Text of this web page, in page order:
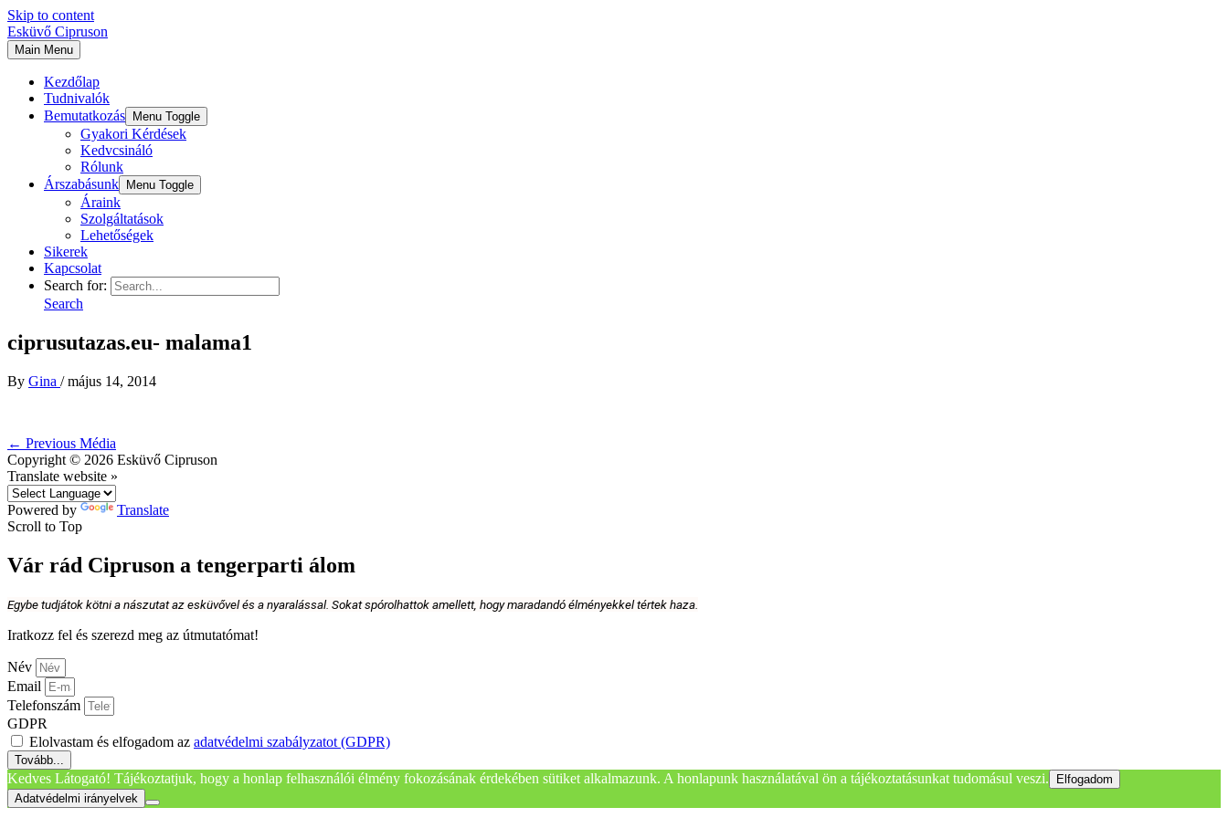
Skip to content
Esküvő Cipruson
Main Menu
Kezdőlap
Tudnivalók
Bemutatkozás
Menu Toggle
Gyakori Kérdések
Kedvcsináló
Rólunk
Árszabásunk
Menu Toggle
Áraink
Szolgáltatások
Lehetőségek
Sikerek
Kapcsolat
Search for:
Search
ciprusutazas.eu- malama1
By Gina /május 14, 2014
← Previous Média
Copyright © 2026 Esküvő Cipruson
Translate website »
Powered by
Translate
Scroll to Top
Vár rád Cipruson a tengerparti álom
Egybe tudjátok kötni a nászutat az esküvővel és a nyaralással. Sokat spórolhattok amellett, hogy maradandó élményekkel tértek haza.
Iratkozz fel és szerezd meg az útmutatómat!
Név
Email
Telefonszám
GDPR
Elolvastam és elfogadom az adatvédelmi szabályzatot (GDPR)
Tovább...
Kedves Látogató! Tájékoztatjuk, hogy a honlap felhasználói élmény fokozásának érdekében sütiket alkalmazunk. A honlapunk használatával ön a tájékoztatásunkat tudomásul veszi.
Elfogadom
Adatvédelmi irányelvek